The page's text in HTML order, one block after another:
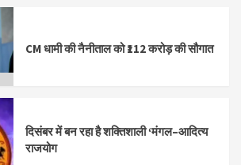
CM धामी की नैनीताल को ₹112 करोड़ की सौगात
दिसंबर में बन रहा है शक्तिशाली ‘मंगल–आदित्य
राजयोग